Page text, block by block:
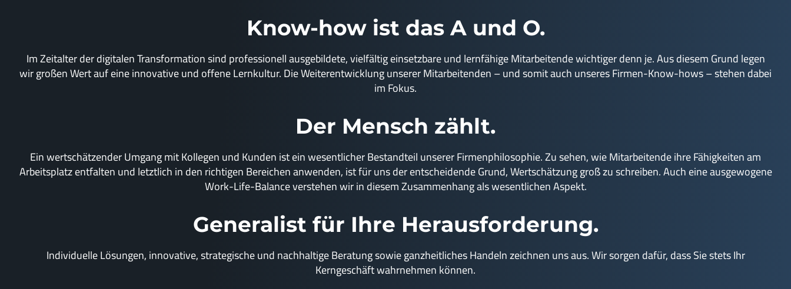
Know-how ist das A und O.
Im Zeitalter der digitalen Transformation sind professionell ausgebildete, vielfältig einsetzbare und lernfähige Mitarbeitende wichtiger denn je. Aus diesem Grund legen
wir großen Wert auf eine innovative und offene Lernkultur. Die Weiterentwicklung unserer Mitarbeitenden – und somit auch unseres Firmen-Know-hows – stehen dabei
im Fokus.
Der Mensch zählt.
Ein wertschätzender Umgang mit Kollegen und Kunden ist ein wesentlicher Bestandteil unserer Firmenphilosophie. Zu sehen, wie Mitarbeitende ihre Fähigkeiten am
Arbeitsplatz entfalten und letztlich in den richtigen Bereichen anwenden, ist für uns der entscheidende Grund, Wertschätzung groß zu schreiben. Auch eine ausgewogene
Work-Life-Balance verstehen wir in diesem Zusammenhang als wesentlichen Aspekt.
Generalist für Ihre Herausforderung.
Individuelle Lösungen, innovative, strategische und nachhaltige Beratung sowie ganzheitliches Handeln zeichnen uns aus. Wir sorgen dafür, dass Sie stets Ihr
Kerngeschäft wahrnehmen können.